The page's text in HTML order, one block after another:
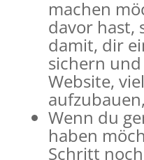
machen
davor hast,
damit, dir
sichern
Website,
Wenn du
haben
Schritt